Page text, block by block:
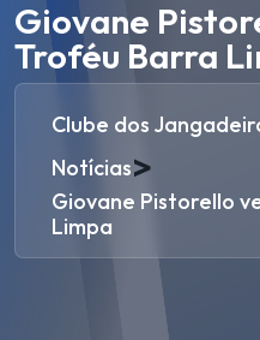
Giovane
Troféu Barra
Clube dos
Notícias>
Giovane Pistorello
Limpa